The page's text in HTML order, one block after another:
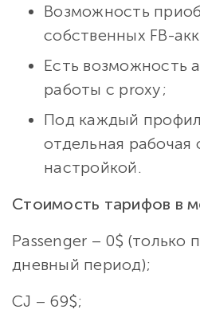
Возможность
собственных FB-
Есть возможность
работы с proxy;
Под каждый
отдельная рабочая
настройкой.
Стоимость тарифов в
Passenger – 0$ (только
дневный период);
CJ – 69$;